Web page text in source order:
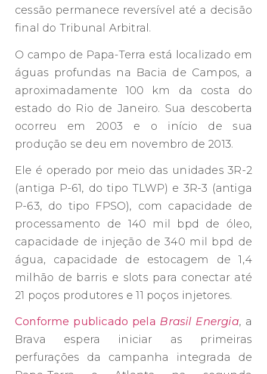
cessão permanece reversível até a decisão
final do Tribunal Arbitral.
O campo de Papa-Terra está localizado em
águas profundas na Bacia de Campos, a
aproximadamente 100 km da costa do
estado do Rio de Janeiro. Sua descoberta
ocorreu em 2003 e o início de sua
produção se deu em novembro de 2013.
Ele é operado por meio das unidades 3R-2
(antiga P-61, do tipo TLWP) e 3R-3 (antiga
P-63, do tipo FPSO), com capacidade de
processamento de 140 mil bpd de óleo,
capacidade de injeção de 340 mil bpd de
água, capacidade de estocagem de 1,4
milhão de barris e slots para conectar até
21 poços produtores e 11 poços injetores.
Conforme publicado pela Brasil Energia, a
Brava espera iniciar as primeiras
perfurações da campanha integrada de